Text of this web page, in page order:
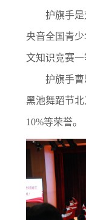
护旗手是
央音全国青
文知识竞赛一
护旗手
黑池舞蹈节
10%等荣誉。